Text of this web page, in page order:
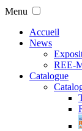
Menu
Accueil
News
REE-
Catalogue